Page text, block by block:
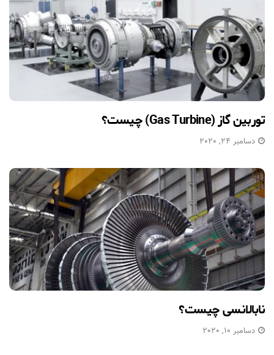
توربین گاز (Gas Turbine) چیست؟
دسامبر 24, 2020
نابالانسی چیست؟
دسامبر 10, 2020